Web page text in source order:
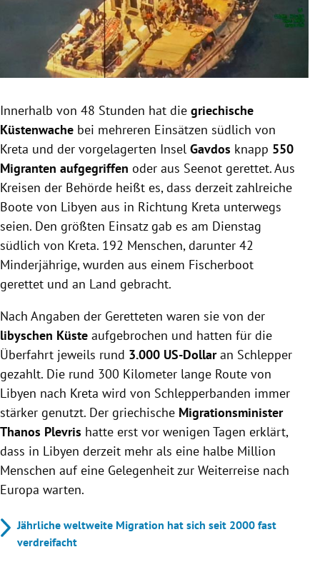
Untermenü
Untermenü
Untermenü
Untermenü
Innerhalb von 48 Stunden hat die griechische
Küstenwache bei mehreren Einsätzen südlich von
Kreta und der vorgelagerten Insel Gavdos knapp 550
Migranten aufgegriffen oder aus Seenot gerettet. Aus
Kreisen der Behörde heißt es, dass derzeit zahlreiche
Boote von Libyen aus in Richtung Kreta unterwegs
seien. Den größten Einsatz gab es am Dienstag
südlich von Kreta. 192 Menschen, darunter 42
Minderjährige, wurden aus einem Fischerboot
gerettet und an Land gebracht.
Nach Angaben der Geretteten waren sie von der
libyschen Küste aufgebrochen und hatten für die
Überfahrt jeweils rund 3.000 US-Dollaran Schlepper
gezahlt. Die rund 300 Kilometer lange Route von
Libyen nach Kreta wird von Schlepperbanden immer
stärker genutzt. Der griechische Migrationsminister
Thanos Plevris hatte erst vor wenigen Tagen erklärt,
dass in Libyen derzeit mehr als eine halbe Million
Menschen auf eine Gelegenheit zur Weiterreise nach
Europa warten.
Jährliche weltweite Migration hat sich seit 2000 fast
verdreifacht